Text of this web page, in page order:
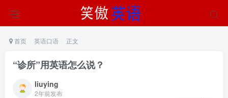
首页 英语口语 正文
“诊所”用英语怎么说？
liuying
2年前发布